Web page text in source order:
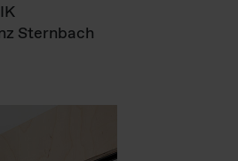
Sternbach